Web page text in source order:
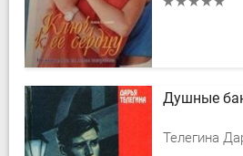
Душные
Телегина